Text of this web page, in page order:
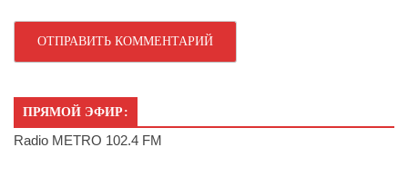
ПРЯМОЙ ЭФИР:
Radio METRO 102.4 FM